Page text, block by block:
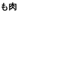
肉